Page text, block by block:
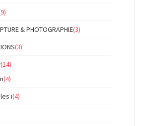
& PHOTOGRAPHIE(3)
(3)
(14)
(4)
i(4)